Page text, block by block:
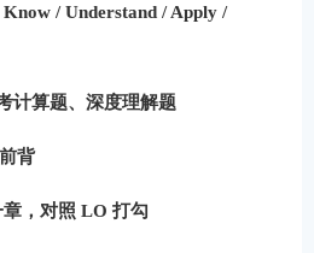
Know / Understand / Apply /
计算题、深度理解题
背
，对照 LO 打勾